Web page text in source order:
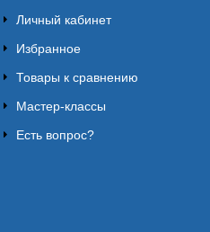
Личный кабинет
Избранное
Товары к сравнению
Мастер-классы
Есть вопрос?